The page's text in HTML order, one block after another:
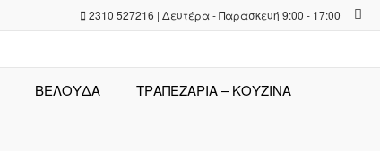
2310 527216 | Δευτέρα - Παρασκευή 9:00 - 17:00
ΒΕΛΟΥΔΑ ΤΡΑΠΕΖΑΡΊΑ – ΚΟΥΖΊΝΑ